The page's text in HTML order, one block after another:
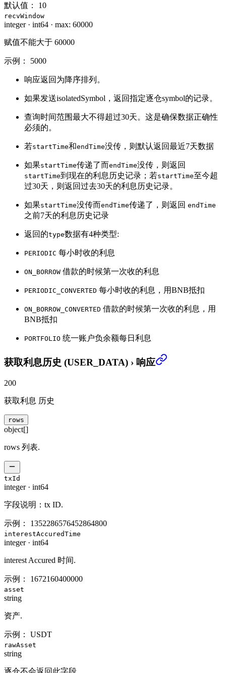
默认值：
10
recvWindow
integer· int64 · max: 60000
赋值不能大于 60000
示例： 5000
响应返回为降序排列。
如果发送isolatedSymbol，返回指定逐仓symbol的记录。
查询时间范围最大不得超过30天。这是确保数据正确性
必须的。
若startTime和endTime没传，则默认返回最近7天数据
如果startTime传递了而endTime没传，则返回
startTime到现在的利息历史记录；若startTime至今超
过30天，则返回过去30天的利息历史记录。
如果startTime没传而endTime传递了，则返回 endTime
之前7天的利息历史记录
返回的type数据有4种类型:
PERIODIC 每小时收的利息
ON_BORROW 借款的时候第一次收的利息
PERIODIC_CONVERTED 每小时收的利息，用BNB抵扣
ON_BORROW_CONVERTED 借款的时候第一次收的利息，用
BNB抵扣
PORTFOLIO 统一账户负余额每日利息
获取利息历史 (USER_DATA) › 响应
200
获取利息 历史
rows
object[]
rows 列表.
txId
integer· int64
字段说明：tx ID.
示例： 1352286576452864800
interestAccuredTime
integer· int64
interest Accured 时间.
示例： 1672160400000
asset
string
资产.
示例： USDT
rawAsset
string
逐仓不会返回此字段